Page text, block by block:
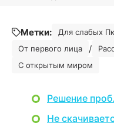
Метки: Для слабых Пк
От первого лица /
С открытым миром
Решение
Не